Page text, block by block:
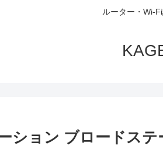
ルーター・Wi-
ション ブロードス